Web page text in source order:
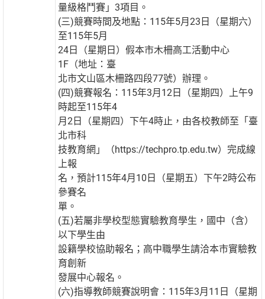
量級格鬥賽」3項目。
(三)競賽時間及地點：115年5月23日（星期六）
至115年5月
24日（星期日）假本市木柵高工活動中心
1F（地址：臺
北市文山區木柵路四段77號）辦理。
(四)競賽報名：115年3月12日（星期四）上午9
時起至115年4
月2日（星期四）下午4時止，由各校教師至「臺
北市科
技教育網」（https://techpro.tp.edu.tw）完成線
上報
名，預計115年4月10日（星期五）下午2時公布
參賽名
單。
(五)若屬非學校型態實驗教育學生，國中（含）
以下學生由
設籍學校協助報名；高中職學生請洽本市實驗教
育創新
發展中心報名。
(六)指導教師競賽說明會：115年3月11日（星期